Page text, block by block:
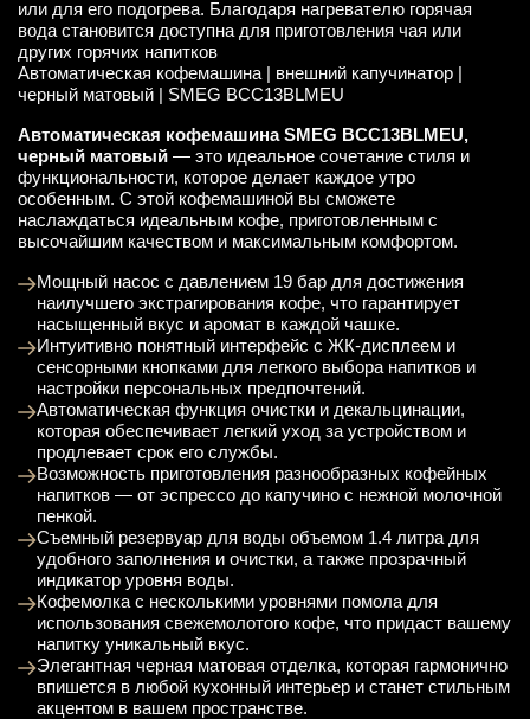
или для его подогрева. Благодаря нагревателю горячая
вода становится доступна для приготовления чая или
других горячих напитков
Автоматическая кофемашина | внешний капучинатор |
черный матовый | SMEG BCC13BLMEU
Автоматическая кофемашина SMEG BCC13BLMEU,
черный матовый — это идеальное сочетание стиля и
функциональности, которое делает каждое утро
особенным. С этой кофемашиной вы сможете
наслаждаться идеальным кофе, приготовленным с
высочайшим качеством и максимальным комфортом.
Мощный насос с давлением 19 бар для достижения
наилучшего экстрагирования кофе, что гарантирует
насыщенный вкус и аромат в каждой чашке.
Интуитивно понятный интерфейс с ЖК-дисплеем и
сенсорными кнопками для легкого выбора напитков и
настройки персональных предпочтений.
Автоматическая функция очистки и декальцинации,
которая обеспечивает легкий уход за устройством и
продлевает срок его службы.
Возможность приготовления разнообразных кофейных
напитков — от эспрессо до капучино с нежной молочной
пенкой.
Съемный резервуар для воды объемом 1.4 литра для
удобного заполнения и очистки, а также прозрачный
индикатор уровня воды.
Кофемолка с несколькими уровнями помола для
использования свежемолотого кофе, что придаст вашему
напитку уникальный вкус.
Элегантная черная матовая отделка, которая гармонично
впишется в любой кухонный интерьер и станет стильным
акцентом в вашем пространстве.